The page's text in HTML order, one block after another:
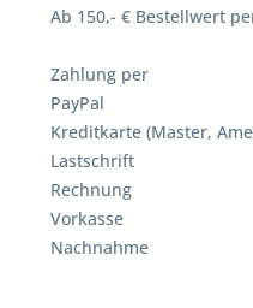
Ab 150,- € Bestellwert
Zahlung per
PayPal
Kreditkarte (Master,
Lastschrift
Rechnung
Vorkasse
Nachnahme